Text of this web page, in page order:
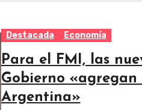
Destacada Economía
Para el FMI, las
Gobierno «agregan
Argentina»